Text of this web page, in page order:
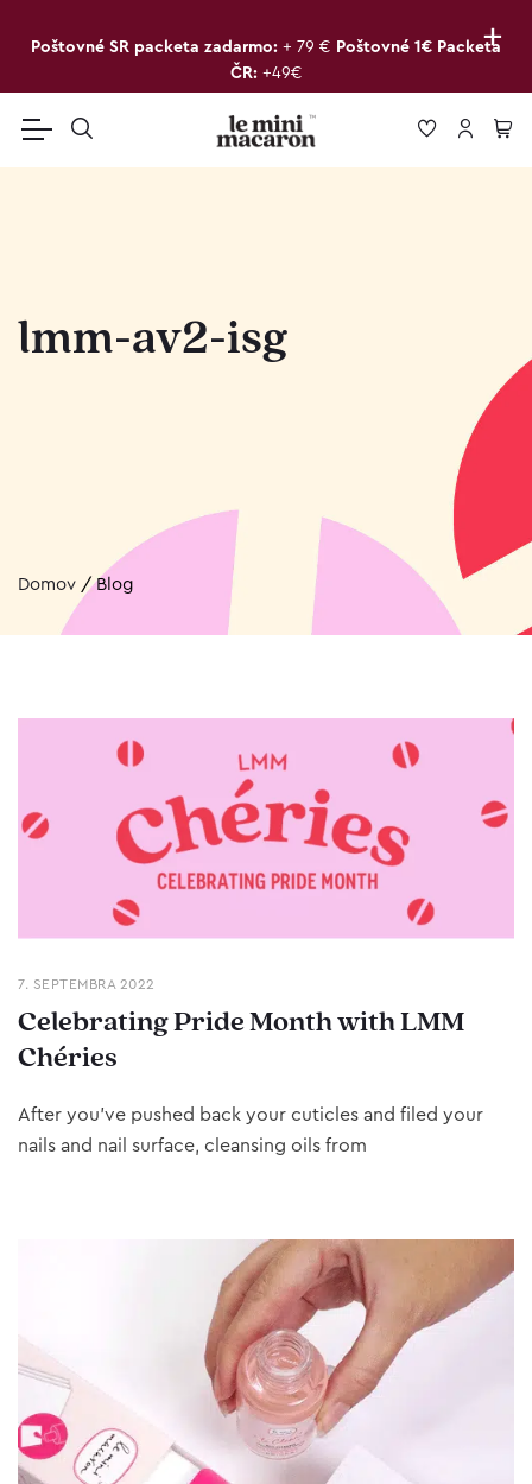
+
Poštovné SR packeta zadarmo: + 79 € Poštovné 1€ Packeta
ČR: +49€
lmm-av2-isg
Domov /Blog
7. SEPTEMBRA 2022
Celebrating Pride Month with LMM
Chéries
After you’ve pushed back your cuticles and filed your
nails and nail surface, cleansing oils from